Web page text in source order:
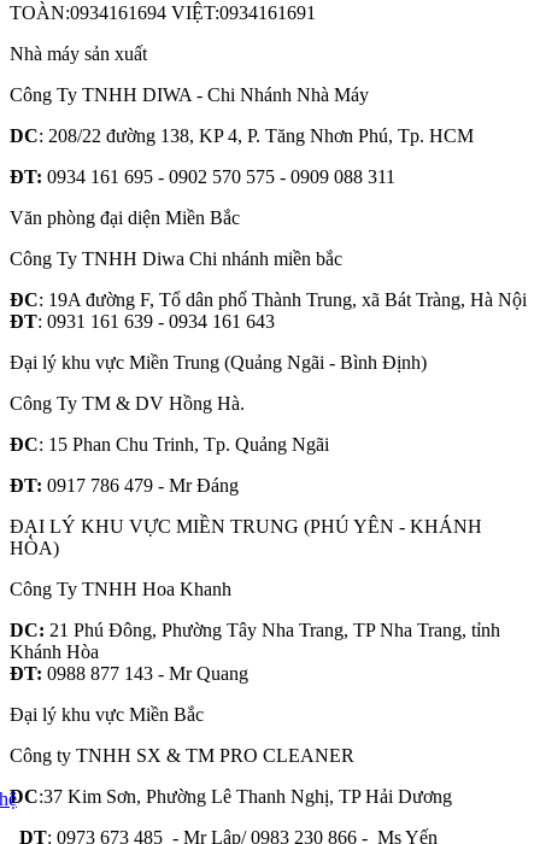
TOÀN:0934161694 VIỆT:0934161691
Nhà máy sản xuất
Công Ty TNHH DIWA - Chi Nhánh Nhà Máy
DC: 208/22 đường 138, KP 4, P. Tăng Nhơn Phú, Tp. HCM
ĐT: 0934 161 695 - 0902 570 575 - 0909 088 311
Văn phòng đại diện Miền Bắc
Công Ty TNHH Diwa Chi nhánh miền bắc
ĐC: 19A đường F, Tổ dân phố Thành Trung, xã Bát Tràng, Hà Nội
ĐT: 0931 161 639 - 0934 161 643
Đại lý khu vực Miền Trung (Quảng Ngãi - Bình Định)
Công Ty TM & DV Hồng Hà.
ĐC: 15 Phan Chu Trinh, Tp. Quảng Ngãi
ĐT: 0917 786 479 - Mr Đáng
ĐẠI LÝ KHU VỰC MIỀN TRUNG (PHÚ YÊN - KHÁNH
HÒA)
Công Ty TNHH Hoa Khanh
DC: 21 Phú Đông, Phường Tây Nha Trang, TP Nha Trang, tỉnh
Khánh Hòa
ĐT: 0988 877 143 - Mr Quang
Đại lý khu vực Miền Bắc
Công ty TNHH SX & TM PRO CLEANER
DC:37 Kim Sơn, Phường Lê Thanh Nghị, TP Hải Dương
DT: 0973 673 485 - Mr Lập/ 0983 230 866 - Ms Yến